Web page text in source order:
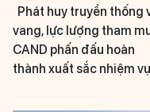
Phát huy truyền thống
vang, lực lượng tham
CAND phấn đấu hoàn
thành xuất sắc nhiệm vụ